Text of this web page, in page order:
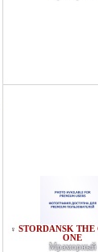
♀ STORDANSK THE
ONE
Мраморный